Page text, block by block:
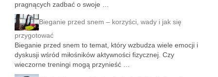
pragnących zadbać o swoje …
Bieganie przed snem – korzyści, wady i jak się
przygotować
Bieganie przed snem to temat, który wzbudza wiele emocji i
dyskusji wśród miłośników aktywności fizycznej. Czy
wieczorne treningi mogą przynieść …